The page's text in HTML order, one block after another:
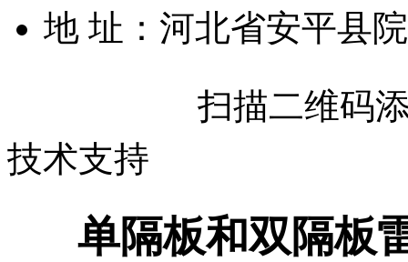
地 址：河北省安平县
扫描二维码
技术支持
单隔板和双隔板